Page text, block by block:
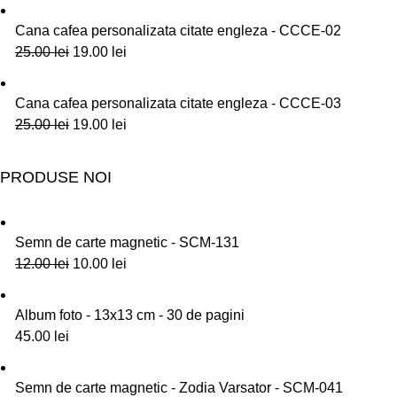
Cana cafea personalizata citate engleza - CCCE-02
25.00lei 19.00 lei
Cana cafea personalizata citate engleza - CCCE-03
25.00lei 19.00 lei
PRODUSE NOI
Semn de carte magnetic - SCM-131
12.00lei 10.00 lei
Album foto - 13x13 cm - 30 de pagini
45.00 lei
Semn de carte magnetic - Zodia Varsator - SCM-041